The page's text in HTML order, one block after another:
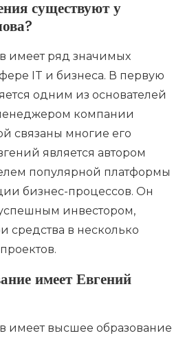
существуют у
имеет ряд значимых
IT и бизнеса. В первую
одним из основателей
компании
связаны многие его
является автором
популярной платформы
бизнес-процессов. Он
инвестором,
средства в несколько
имеет Евгений
имеет высшее образование